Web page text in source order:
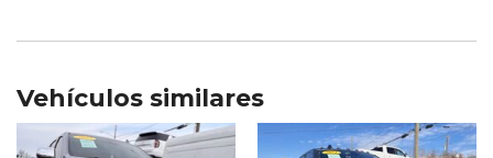
Vehículos similares